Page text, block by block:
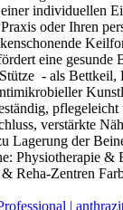
individuellen
oder Ihren
eine gesunde
- als Bettkeil,
verstärkte
Lagerung der
Physiotherapie &
Reha-Zentren